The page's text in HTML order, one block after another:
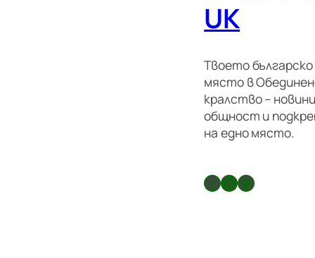
UK
Твоето българско
място в
кралство –
общност и
на едно място.
Facebook X GitHub